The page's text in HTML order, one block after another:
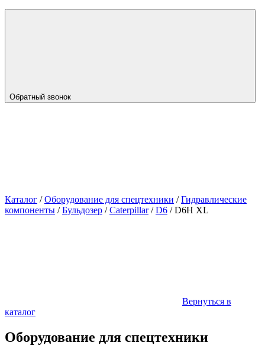
Обратный звонок
Каталог /Оборудование для спецтехники /Гидравлические
компоненты /Бульдозер /Caterpillar/D6 /D6H XL
Вернуться в
каталог
Оборудование для спецтехники